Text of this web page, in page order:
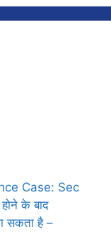
Case: Sec
के बाद
सकता है –